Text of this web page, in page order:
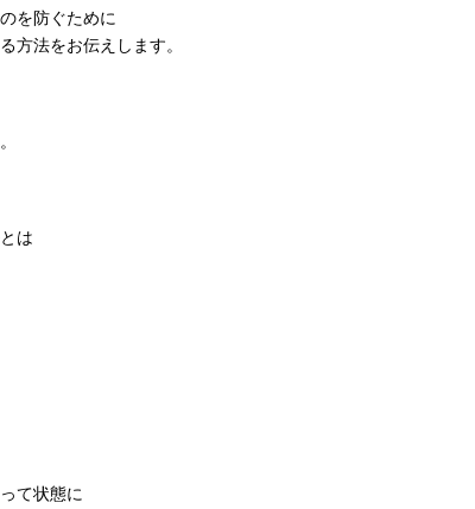
を防ぐために
方法をお伝えします。
は
て状態に